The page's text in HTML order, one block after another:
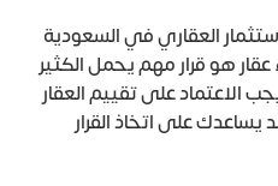
العقاري في السعودية
هو قرار مهم يحمل الكثير
الاعتماد على تقييم العقار
على اتخاذ القرار